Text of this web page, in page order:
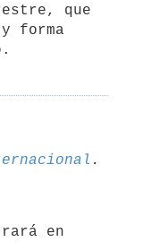
que
forma